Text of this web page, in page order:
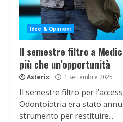
Idee & Opinioni
Il semestre filtro a
più che un’opportunità
Asterix 1 settembre 2025
Il semestre filtro per
Odontoiatria era stato
strumento per restituire...